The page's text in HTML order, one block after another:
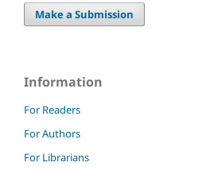
Make a Submission
Information
For Readers
For Authors
For Librarians